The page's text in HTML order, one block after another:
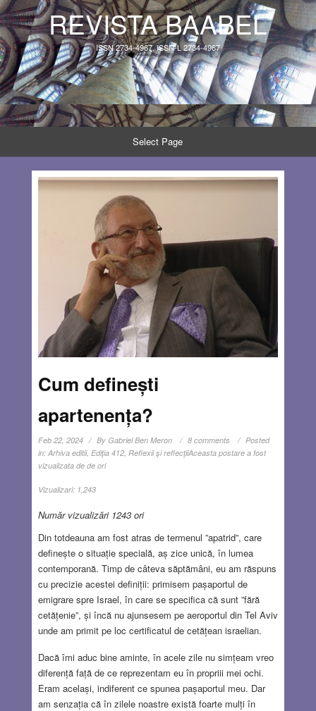
REVISTA BAABEL
ISSN 2734-4967, ISSN-L 2734-4967
Select Page
Cum definești
apartenența?
Feb 22, 2024 By Gabriel Ben Meron 8 comments
Posted
in: Arhiva editii, Ediţia 412, Reflexii şi reflecţiiAceasta postare a fost
vizualizata de de ori
Vizualizari: 1,243
Număr vizualizări 1243 ori
Din totdeauna am fost atras de termenul ”apatrid”, care
definește o situație specială, aș zice unică, în lumea
contemporană. Timp de câteva săptămâni, eu am răspuns
cu precizie acestei definiții: primisem pașaportul de
emigrare spre Israel, în care se specifica că sunt ”fără
cetățenie”, și încă nu ajunsesem pe aeroportul din Tel Aviv
unde am primit pe loc certificatul de cetățean israelian.
Dacă îmi aduc bine aminte, în acele zile nu simțeam vreo
diferență față de ce reprezentam eu în propriii mei ochi.
Eram același, indiferent ce spunea pașaportul meu. Dar
am senzația că în zilele noastre există foarte mulți în